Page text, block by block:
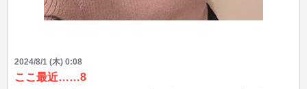
2024/8/1 (木) 0:08
ここ最近……8